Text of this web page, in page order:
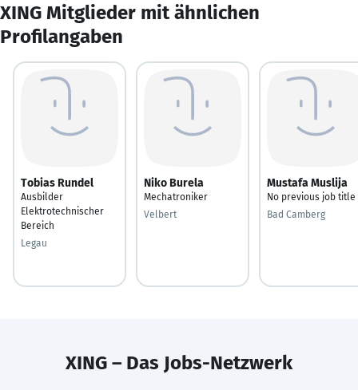
XING Mitglieder mit ähnlichen
Profilangaben
Tobias Rundel
Ausbilder
Elektrotechnischer
Bereich
Legau
Niko Burela
Mechatroniker
Velbert
Mustafa Muslija
No previous job title
Bad Camberg
XING – Das Jobs-Netzwerk